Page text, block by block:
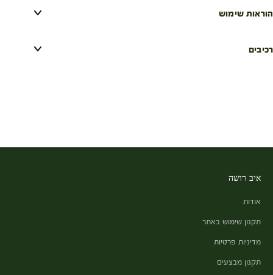
הוראות שימוש
רכיבים
איב רושה
אודות
תקנון שימוש באתר
מדיניות פרטיות
תקנון מבצעים